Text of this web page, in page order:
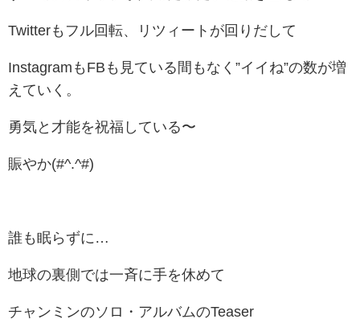
Twitterもフル回転、リツィートが回りだして
InstagramもFBも見ている間もなく”イイね”の数が増
えていく。
勇気と才能を祝福している〜
賑やか(#^.^#)
誰も眠らずに…
地球の裏側では一斉に手を休めて
チャンミンのソロ・アルバムのTeaser